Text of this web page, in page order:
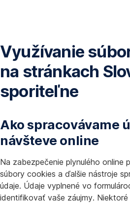
Využívanie
na stránkach
sporiteľne
Ako spracovávame
návšteve online
Na zabezpečenie plynulého online
súbory cookies a ďalšie nástroje
údaje. Údaje vyplnené vo
identifikovať vaše záujmy.